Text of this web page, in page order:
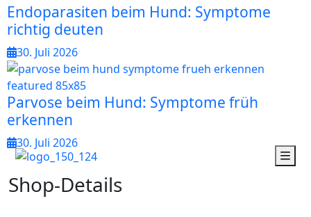
Endoparasiten beim Hund: Symptome
richtig deuten
30. Juli 2026
Parvose beim Hund: Symptome früh
erkennen
30. Juli 2026
Shop-Details